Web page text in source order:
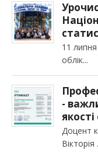
11 липня
облік
-
якості
Доцент
Вікторія